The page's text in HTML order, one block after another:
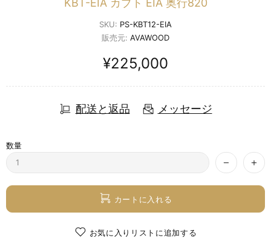
KBT-EIA カブト EIA 奥行820
SKU: PS-KBT12-EIA
販売元: AVAWOOD
¥225,000
配送と返品 メッセージ
数量
カートに入れる
お気に入りリストに追加する